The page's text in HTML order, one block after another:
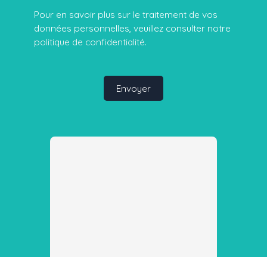
Pour en savoir plus sur le traitement de vos
données personnelles, veuillez consulter notre
politique de confidentialité.
Envoyer